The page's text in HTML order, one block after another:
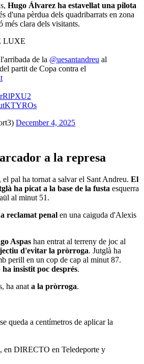
Hugo Álvarez ha estavellat una pilota
d'una pèrdua dels quadribarrats en zona
més clara dels visitants.
LUXE
de la @uesantandreu al
partit de Copa contra el
December 4, 2025
a la represa
el pal ha tornat a salvar el Sant Andreu. El
ha picat a la base de la fusta esquerra
al minut 51.
reclamat penal en una caiguda d'Alexis
Aspas han entrat al terreny de joc al
d'evitar la pròrroga. Jutglà ha
perill en un cop de cap al minut 87.
ha insistit poc després.
ha anat a la pròrroga.
queda a centímetros de aplicar la
en DIRECTO en Teledeporte y